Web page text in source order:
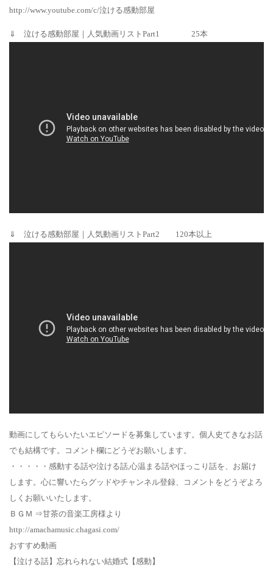
http://www.youtube.com/c/泣ける感動部屋
⇓ 泣ける感動部屋｜人気動画リストPart1 25本
⇓ 泣ける感動部屋｜人気動画リストPart2 120本以上
動画にしてもらいたいエピソードを募集しています。個人史てきなお話
でも結構です。コメント欄にどうぞお願いします。
・・・・・感動する話や泣ける話,心温まる話やほっこり話を、お届け
します。心に響いたらグッドやチャンネル登録、コメントをどうぞよろ
しくお願いいたします。
ＢＧＭ ⇒甘茶の音楽工房様より
http://amachamusic.chagasi.com/
おすすめ動画
【泣ける話】忘れられない結婚式【感動】